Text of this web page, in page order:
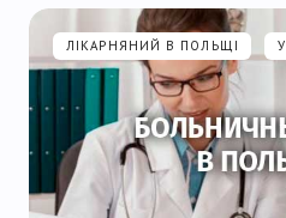
ЛІКАРНЯНИЙ В ПОЛЬЩІ